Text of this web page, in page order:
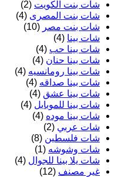
شات بنت الكويت (2)
شات بنت المصرى (4)
شات بنت مصر (10)
شات بينا (4)
شات بينا حب (4)
شات بينا حنان (4)
شات بينا رومانسيه (4)
شات بينا صداقه (4)
شات بينا عشق (4)
شات بينا للموبايل (4)
شات بينا موده (4)
شات عربي (2)
شات فلسطين (8)
شات وشوشه (1)
شات يلا بينا للجوال (4)
غير مصنف (12)